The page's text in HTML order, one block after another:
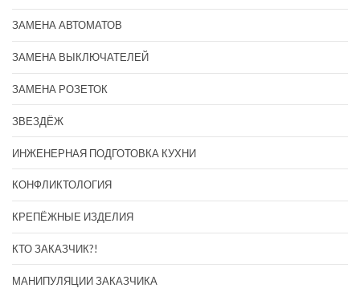
ЗАМЕНА АВТОМАТОВ
ЗАМЕНА ВЫКЛЮЧАТЕЛЕЙ
ЗАМЕНА РОЗЕТОК
ЗВЕЗДЁЖ
ИНЖЕНЕРНАЯ ПОДГОТОВКА КУХНИ
КОНФЛИКТОЛОГИЯ
КРЕПЁЖНЫЕ ИЗДЕЛИЯ
КТО ЗАКАЗЧИК?!
МАНИПУЛЯЦИИ ЗАКАЗЧИКА